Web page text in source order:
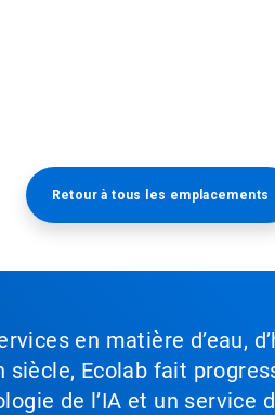
Retour à tous les emplacements​​​​​​​
en matière d’eau,
Ecolab fait
de l’IA et un